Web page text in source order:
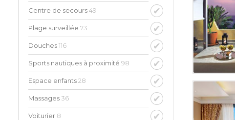
Centre de secours49
Plage surveillée 73
Douches116
Sports nautiques à proximité 98
Espace enfants28
Massages 36
Voiturier 8